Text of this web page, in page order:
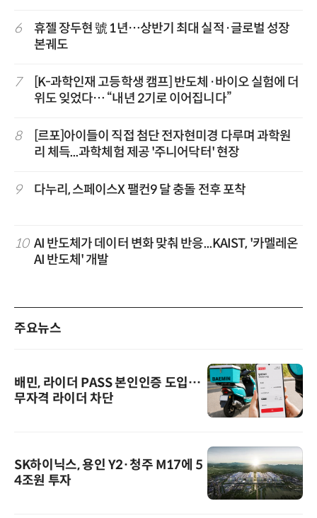
6
휴젤 장두현 號 1년…상반기 최대 실적·글로벌 성장
본궤도
7
[K-과학인재 고등학생 캠프] 반도체·바이오 실험에 더
위도 잊었다… “내년 2기로 이어집니다”
8
[르포]아이들이 직접 첨단 전자현미경 다루며 과학원
리 체득...과학체험 제공 '주니어닥터' 현장
9 다누리, 스페이스X 팰컨9 달 충돌 전후 포착
10 AI 반도체가 데이터 변화 맞춰 반응...KAIST, '카멜레온
AI 반도체' 개발
주요뉴스
배민, 라이더 PASS 본인인증 도입…
무자격 라이더 차단
SK하이닉스, 용인 Y2·청주 M17에 5
4조원 투자